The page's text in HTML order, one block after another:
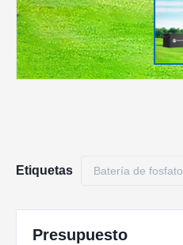
Etiquetas Batería de fosfato
Presupuesto